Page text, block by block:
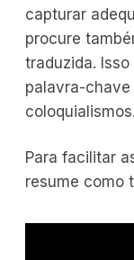
capturar
procure
traduzida.
palavra-
coloquialismos.
Para facilitar
resume como